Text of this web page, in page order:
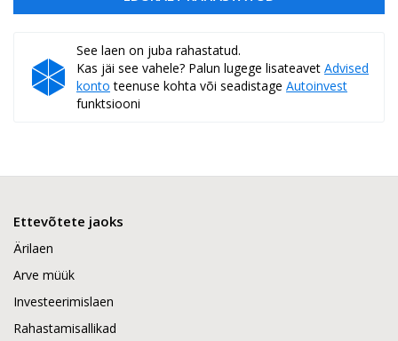
See laen on juba rahastatud.
Kas jäi see vahele? Palun lugege lisateavet Advised
konto teenuse kohta või seadistage Autoinvest
funktsiooni
Ettevõtete jaoks
Ärilaen
Arve müük
Investeerimislaen
Rahastamisallikad